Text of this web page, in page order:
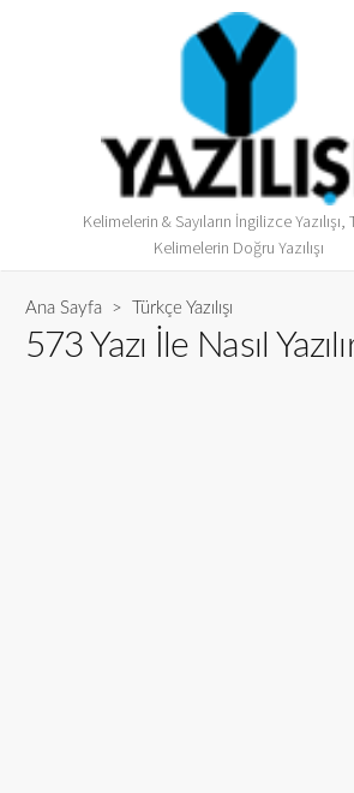
Kelimelerin & Sayıların İngilizce Yazılışı,
Kelimelerin Doğru Yazılışı
Ana Sayfa > Türkçe Yazılışı
573 Yazı İle Nasıl